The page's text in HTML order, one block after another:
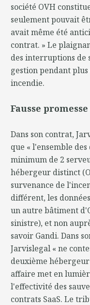
société OVH
seulement pouvait
avait même été
contrat. » Le
des interruptions de
gestion pendant
incendie.
Fausse
Dans son contrat,
que « l'ensemble
minimum de 2
hébergeur distinct
survenance de
différent, les
un autre bâtiment
sinistre), et non
savoir Gandi. Dans
Jarvislegal « ne
deuxième hébergeur
affaire met en
l'effectivité des
contrats SaaS. Le